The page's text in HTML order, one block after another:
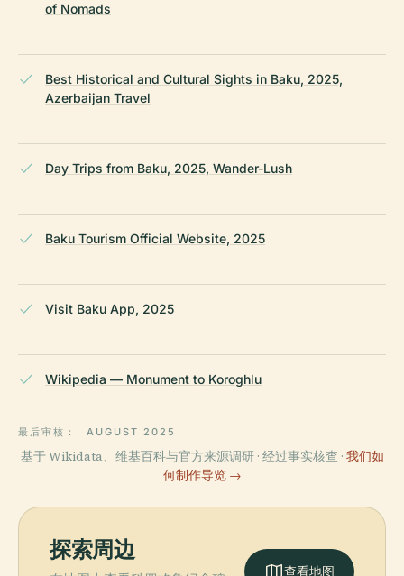
of Nomads
Best Historical and Cultural Sights in Baku, 2025,
Azerbaijan Travel
Day Trips from Baku, 2025, Wander-Lush
Baku Tourism Official Website, 2025
Visit Baku App, 2025
Wikipedia — Monument to Koroghlu
最后审核： AUGUST 2025
基于 Wikidata、维基百科与官方来源调研 · 经过事实核查 · 我们如
何制作导览 →
探索周边
查看地图